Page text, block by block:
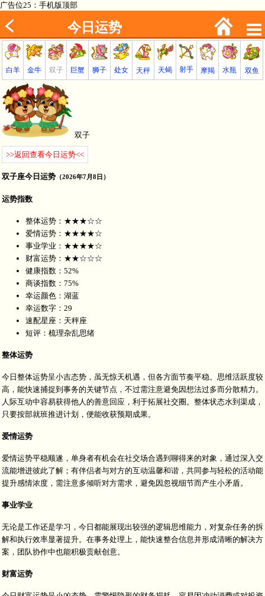
广告位25：手机版顶部
今日运势
白羊 金牛 双子 巨蟹 狮子 处女 天秤 天蝎 射手 摩羯 水瓶 双鱼
双子
>>返回查看今日运势<<
双子座今日运势 （2026年7月8日）
运势指数
整体运势：★★★☆☆
爱情运势：★★★★☆
事业学业：★★★★☆
财富运势：★★☆☆☆
健康指数：52%
商谈指数：75%
幸运颜色：湖蓝
幸运数字：29
速配星座：天秤座
短评：梳理杂乱思绪
整体运势
今日整体运势呈小吉态势，虽无惊天机遇，但各方面节奏平稳。思维活跃度较
高，能快速捕捉到事务的关键节点，不过需注意避免因想法过多而分散精力。
人际互动中容易获得他人的善意回应，利于拓展社交圈。整体状态水到渠成，
只要按部就班推进计划，便能收获预期成果。
爱情运势
爱情运势平稳顺遂，单身者有机会在社交场合遇到聊得来的对象，通过深入交
流能增进彼此了解；有伴侣者与对方的互动温馨和谐，共同参与轻松的活动能
提升感情浓度，需注意多倾听对方需求，避免因忽视细节而产生小矛盾。
事业学业
无论是工作还是学习，今日都能展现出较强的逻辑思维能力，对复杂任务的拆
解和执行效率显著提升。在事务处理上，能快速整合信息并形成清晰的解决方
案，团队协作中也能积极贡献创意。
财富运势